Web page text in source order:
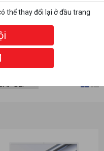
thể thay đổi lại ở đầu trang